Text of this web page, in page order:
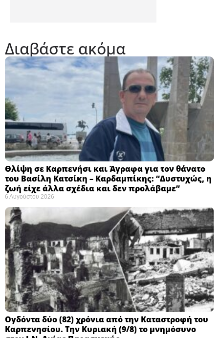
Διαβάστε ακόμα
Θλίψη σε Καρπενήσι και Άγραφα για τον θάνατο
του Βασίλη Κατσίκη – Καρδαμπίκης: “Δυστυχώς, η
ζωή είχε άλλα σχέδια και δεν προλάβαμε”
6 Αυγούστου 2026
Ογδόντα δύο (82) χρόνια από την Καταστροφή του
Καρπενησίου. Την Κυριακή (9/8) το μνημόσυνο